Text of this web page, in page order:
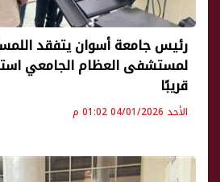
رئيس جامعة أسوان يتفقد
لمستشفى العظام الجامعي
قريبًا
الأحد 04/01/2026 01:02 م